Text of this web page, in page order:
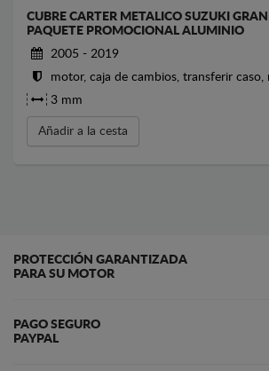
CUBRE CARTER METALICO SUZUKI
PAQUETE PROMOCIONAL ALUMINIO
2005 - 2019
motor, caja de cambios, transferir caso,
3 mm
Añadir a la cesta
PROTECCIÓN GARANTIZADA
PARA SU MOTOR
PAGO SEGURO
PAYPAL